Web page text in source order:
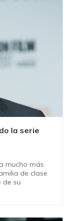
la serie
mucho más
de clase
de su